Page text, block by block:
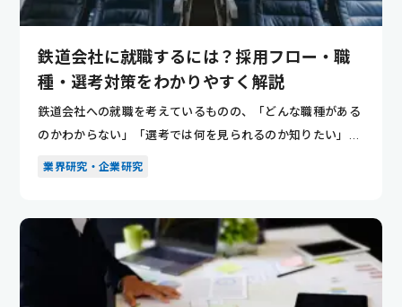
鉄道会社に就職するには？採用フロー・職
種・選考対策をわかりやすく解説
鉄道会社への就職を考えているものの、「どんな職種がある
のかわからない」「選考では何を見られるのか知りたい」と
悩んでいませ...
業界研究・企業研究